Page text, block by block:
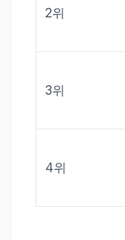
2위
3위
4위